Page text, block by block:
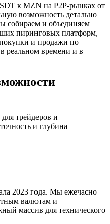
к MZN на P2P-рынках от
возможность детально
собираем и объединяем
пиринговых платформ,
и продажи по
реальном времени и в
трейдеров и
и глубина
2023 года. Мы ежечасно
валютам и
массив для технического